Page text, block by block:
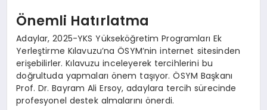
Önemli Hatırlatma
Adaylar, 2025-YKS Yükseköğretim Programları Ek
Yerleştirme Kılavuzu’na ÖSYM’nin internet sitesinden
erişebilirler. Kılavuzu inceleyerek tercihlerini bu
doğrultuda yapmaları önem taşıyor. ÖSYM Başkanı
Prof. Dr. Bayram Ali Ersoy, adaylara tercih sürecinde
profesyonel destek almalarını önerdi.